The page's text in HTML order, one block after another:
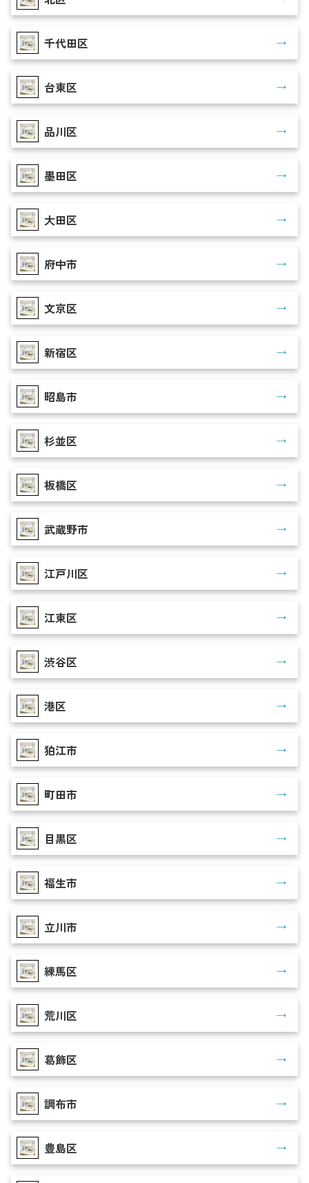
千代田区
台東区
品川区
墨田区
大田区
府中市
文京区
新宿区
昭島市
杉並区
板橋区
武蔵野市
江戸川区
江東区
渋谷区
港区
狛江市
町田市
目黒区
福生市
立川市
練馬区
荒川区
葛飾区
調布市
豊島区